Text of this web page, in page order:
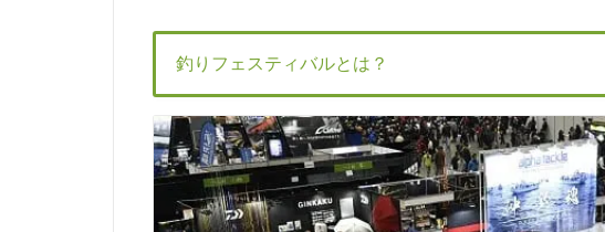
釣りフェスティバルとは？